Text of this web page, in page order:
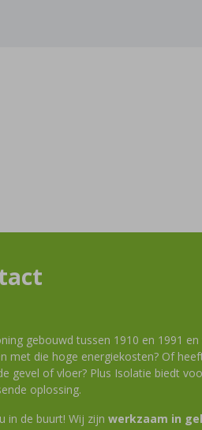
gebouwd tussen 1910 en 1991
met die hoge energiekosten? Of
gevel of vloer? Plus Isolatie biedt
oplossing.
in de buurt! Wij zijn werkzaam in